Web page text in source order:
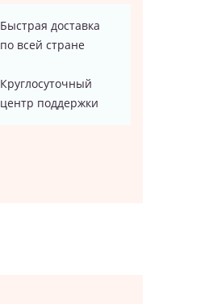
Быстрая доставка
по всей стране
Круглосуточный
центр поддержки